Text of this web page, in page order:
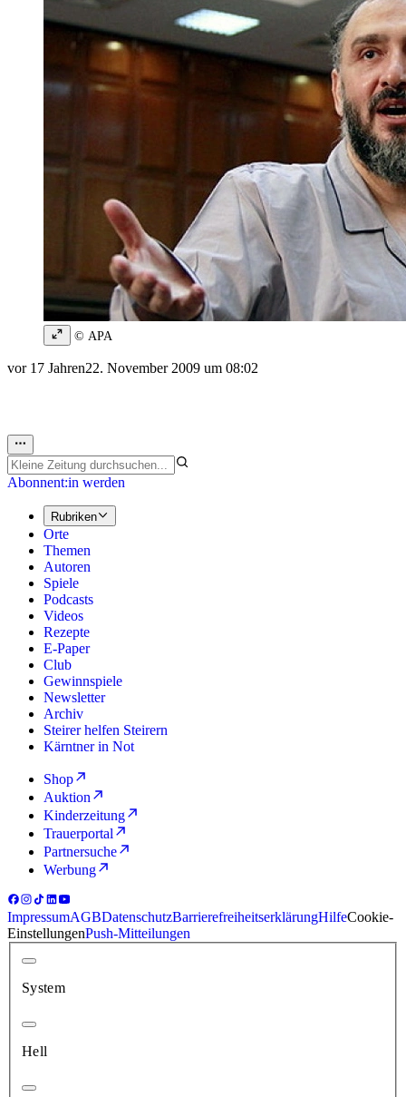
© APA
vor 17 Jahren22. November 2009 um 08:02
Abonnent:in werden
Rubriken
Orte
Themen
Autoren
Spiele
Podcasts
Videos
Rezepte
E-Paper
Club
Gewinnspiele
Newsletter
Archiv
Steirer helfen Steirern
Kärntner in Not
Shop
Auktion
Kinderzeitung
Trauerportal
Partnersuche
Werbung
ImpressumAGBDatenschutzBarrierefreiheitserklärungHilfeCookie-
EinstellungenPush-Mitteilungen
System
Hell